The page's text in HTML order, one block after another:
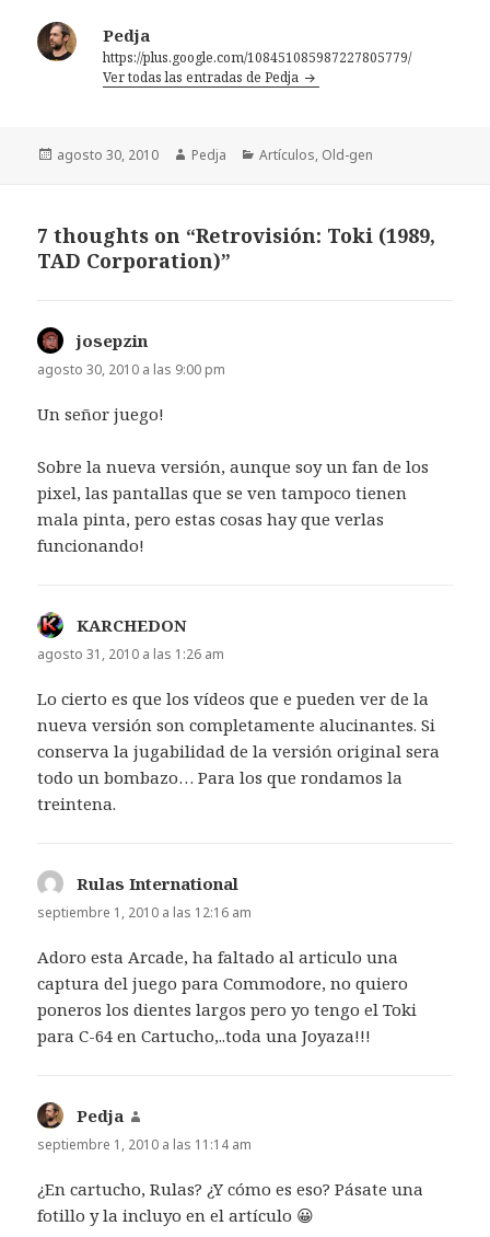
Pedja
https://plus.google.com/108451085987227805779/
Ver todas las entradas de Pedja
Publicado
agosto 30, 2010 Autor
Pedja Categorías
Artículos, Old-gen
7 thoughts on “Retrovisión: Toki (1989,
TAD Corporation)”
josepzin
agosto 30, 2010 a las 9:00 pm
Un señor juego!
Sobre la nueva versión, aunque soy un fan de los
pixel, las pantallas que se ven tampoco tienen
mala pinta, pero estas cosas hay que verlas
funcionando!
KARCHEDON
agosto 31, 2010 a las 1:26 am
Lo cierto es que los vídeos que e pueden ver de la
nueva versión son completamente alucinantes. Si
conserva la jugabilidad de la versión original sera
todo un bombazo… Para los que rondamos la
treintena.
Rulas International
septiembre 1, 2010 a las 12:16 am
Adoro esta Arcade, ha faltado al articulo una
captura del juego para Commodore, no quiero
poneros los dientes largos pero yo tengo el Toki
para C-64 en Cartucho,..toda una Joyaza!!!
Pedja
septiembre 1, 2010 a las 11:14 am
¿En cartucho, Rulas? ¿Y cómo es eso? Pásate una
fotillo y la incluyo en el artículo 😀